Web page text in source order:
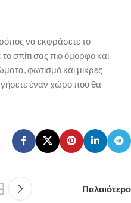
να εκφράσετε το
σπίτι σας πιο όμορφο και
φωτισμό και μικρές
έναν χώρο που θα
Παλαιότερο